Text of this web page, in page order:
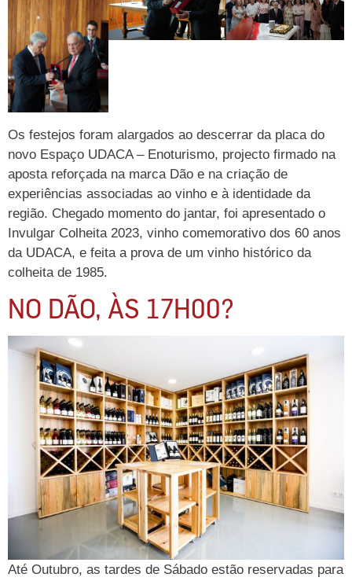
Os festejos foram alargados ao descerrar da placa do
novo Espaço UDACA – Enoturismo, projecto firmado na
aposta reforçada na marca Dão e na criação de
experiências associadas ao vinho e à identidade da
região. Chegado momento do jantar, foi apresentado o
Invulgar Colheita 2023, vinho comemorativo dos 60 anos
da UDACA, e feita a prova de um vinho histórico da
colheita de 1985.
NO DÃO, ÀS 17H00?
Até Outubro, as tardes de Sábado estão reservadas para